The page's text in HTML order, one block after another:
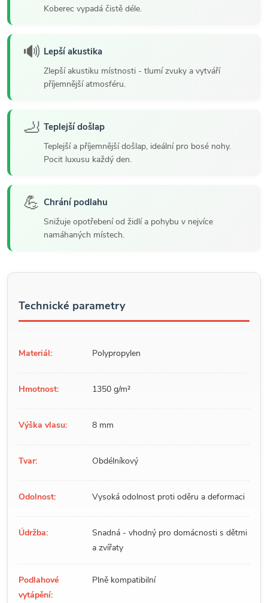
Koberec vypadá čistě déle.
🔊 Lepší akustika
Zlepší akustiku místnosti - tlumí zvuky a vytváří
příjemnější atmosféru.
🦶 Teplejší došlap
Teplejší a příjemnější došlap, ideální pro bosé nohy.
Pocit luxusu každý den.
💪 Chrání podlahu
Snižuje opotřebení od židlí a pohybu v nejvíce
namáhaných místech.
Technické parametry
Materiál: Polypropylen
Hmotnost: 1350 g/m²
Výška vlasu: 8 mm
Tvar: Obdélníkový
Odolnost: Vysoká odolnost proti oděru a deformaci
Údržba:
Snadná - vhodný pro domácnosti s dětmi
a zvířaty
Podlahové
vytápění:
Plně kompatibilní